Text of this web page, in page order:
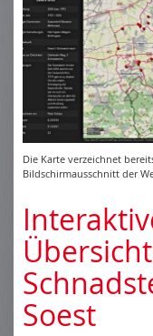
Die Karte verzeichnet
Bildschirmausschnitt der
Soest